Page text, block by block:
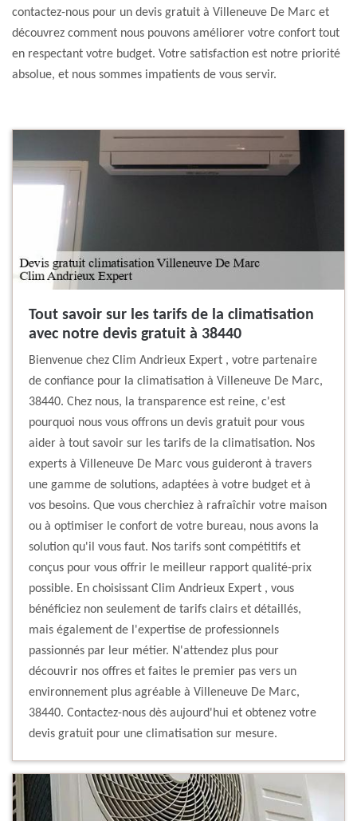
contactez-nous pour un devis gratuit à Villeneuve De Marc et
découvrez comment nous pouvons améliorer votre confort tout
en respectant votre budget. Votre satisfaction est notre priorité
absolue, et nous sommes impatients de vous servir.
Tout savoir sur les tarifs de la climatisation
avec notre devis gratuit à 38440
Bienvenue chez Clim Andrieux Expert , votre partenaire
de confiance pour la climatisation à Villeneuve De Marc,
38440. Chez nous, la transparence est reine, c'est
pourquoi nous vous offrons un devis gratuit pour vous
aider à tout savoir sur les tarifs de la climatisation. Nos
experts à Villeneuve De Marc vous guideront à travers
une gamme de solutions, adaptées à votre budget et à
vos besoins. Que vous cherchiez à rafraîchir votre maison
ou à optimiser le confort de votre bureau, nous avons la
solution qu'il vous faut. Nos tarifs sont compétitifs et
conçus pour vous offrir le meilleur rapport qualité-prix
possible. En choisissant Clim Andrieux Expert , vous
bénéficiez non seulement de tarifs clairs et détaillés,
mais également de l'expertise de professionnels
passionnés par leur métier. N'attendez plus pour
découvrir nos offres et faites le premier pas vers un
environnement plus agréable à Villeneuve De Marc,
38440. Contactez-nous dès aujourd'hui et obtenez votre
devis gratuit pour une climatisation sur mesure.